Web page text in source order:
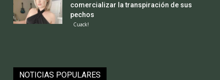
comercializar la transpiración de sus
pechos
Cuack!
NOTICIAS POPULARES